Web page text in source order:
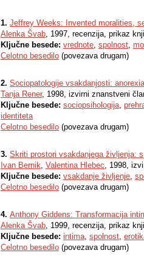
1. Jeffrey Weeks: Invented moralities,
Alenka Švab, 1997, recenzija, prikaz
Ključne besede: vrednote, spolnost,
Celotno besedilo (povezava drugam)
2. Sociopatologije vsakdanjosti:
Tanja Rener, 1998, izvirni znanstveni
Ključne besede: sociopsihologija,
identiteta
Celotno besedilo (povezava drugam)
3. Skriti prostori vsakdanjega življenja:
Ivan Bernik, Valentina Hlebec, 1998,
Ključne besede: vsakdanje življenje,
Celotno besedilo (povezava drugam)
4. Anthony Giddens: Transformacija
Alenka Švab, 1999, recenzija, prikaz
Ključne besede: intima, spolnost,
Celotno besedilo (povezava drugam)